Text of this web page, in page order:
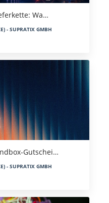
Wa…
- SUPRATIX GMBH
Gutschei…
- SUPRATIX GMBH